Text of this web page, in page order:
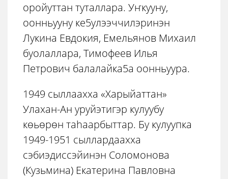
оройуттан туталлара. Уҥкууну,
оонньууну ке5улээччилэринэн
Лукина Евдокия, Емельянов Михаил
буолаллара, Тимофеев Илья
Петрович балалайка5а оонньуура.
1949 сыллаахха «Харыйаттан»
Улахан-Ан уруйэтигэр кулуубу
көьөрөн таhаарбыттар. Бу кулуупка
1949-1951 сыллардаахха
сэбиэдиссэйинэн Соломонова
(Кузьмина) Екатерина Павловна